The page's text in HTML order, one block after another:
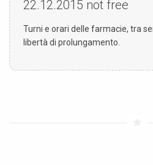
22.12.2015 not free
Turni e orari delle farmacie, tra
libertà di prolungamento.